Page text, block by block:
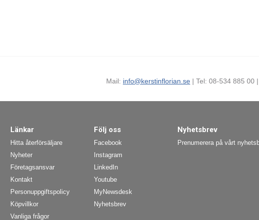
Mail: info@kerstinflorian.se | Tel: 08-534 885 00 |
Länkar
Hitta återförsäljare
Nyheter
Företagsansvar
Kontakt
Personuppgiftspolicy
Köpvillkor
Vanliga frågor
Följ oss
Facebook
Instagram
LinkedIn
Youtube
MyNewsdesk
Nyhetsbrev
Nyhetsbrev
Prenumerera på vårt